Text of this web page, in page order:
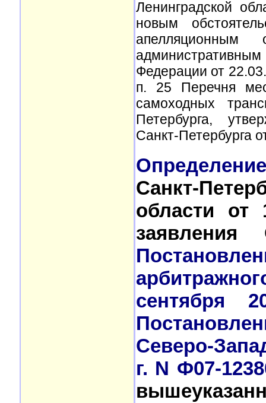
Ленинградской
новым
апелляционным
Федерации от
п. 25 Перечня
самоходных
Петербурга,
Санкт-Петербурга
Санкт-
области от
сентября
Северо-
г. N Ф07-